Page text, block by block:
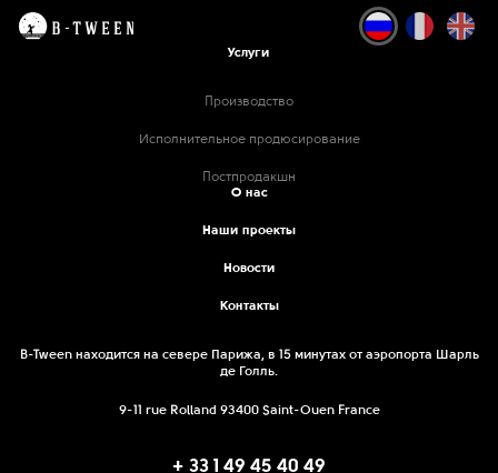
Услуги
Производство
Исполнительное продюсирование
Постпродакшн
О нас
Наши проекты
Новости
Контакты
B-Tween находится на севере Парижа, в 15 минутах от аэропорта Шарль
де Голль.
9-11 rue Rolland 93400 Saint-Ouen France
+ 33 1 49 45 40 49